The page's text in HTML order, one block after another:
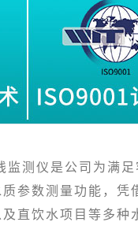
仪是公司为满足
参数测量功能，
直饮水项目等多种